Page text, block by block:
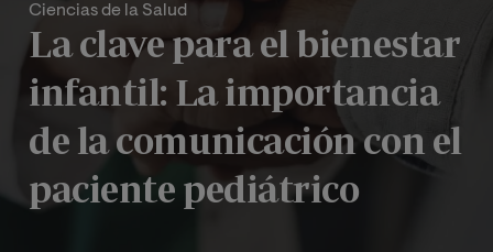
Ciencias de la Salud
La clave para el bienestar
infantil: La importancia
de la comunicación con el
paciente pediátrico